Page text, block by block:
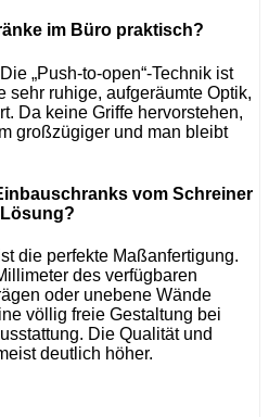
im Büro praktisch?
„Push-to-open“-Technik ist
sehr ruhige, aufgeräumte Optik,
Da keine Griffe hervorstehen,
großzügiger und man bleibt
vom Schreiner
die perfekte Maßanfertigung.
des verfügbaren
oder unebene Wände
völlig freie Gestaltung bei
Die Qualität und
deutlich höher.